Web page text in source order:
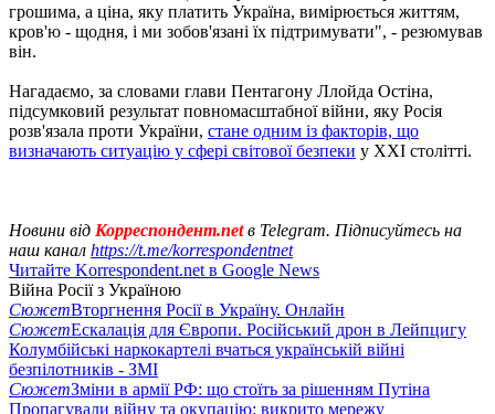
грошима, а ціна, яку платить Україна, вимірюється життям,
кров'ю - щодня, і ми зобов'язані їх підтримувати", - резюмував
він.
Нагадаємо, за словами глави Пентагону Ллойда Остіна,
підсумковий результат повномасштабної війни, яку Росія
розв'язала проти України, стане одним із факторів, що
визначають ситуацію у сфері світової безпеки у XXI столітті.
Новини від Корреспондент.netв Telegram. Підписуйтесь на
наш канал https://t.me/korrespondentnet
Читайте Korrespondent.net в Google News
Війна Росії з Україною
СюжетВторгнення Росії в Україну. Онлайн
СюжетЕскалація для Європи. Російський дрон в Лейпцигу
Колумбійські наркокартелі вчаться українській війні
безпілотників - ЗМІ
СюжетЗміни в армії РФ: що стоїть за рішенням Путіна
Пропагували війну та окупацію: викрито мережу